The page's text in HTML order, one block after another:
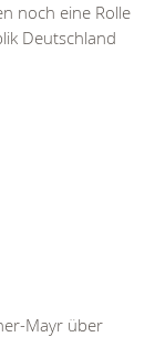
noch eine Rolle
Deutschland
Mayr über